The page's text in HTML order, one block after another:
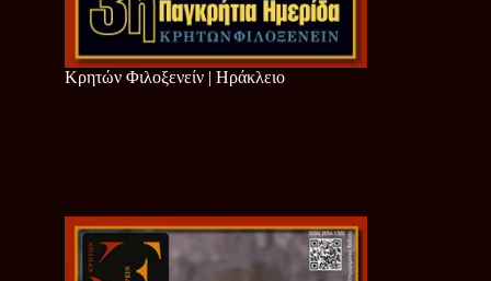
Κρητών Φιλοξενείν | Ηράκλειο